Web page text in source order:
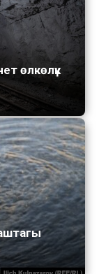
өлкөлүк